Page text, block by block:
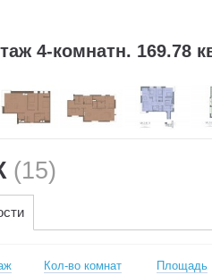
4-комнатн. 169.78
(15)
Кол-во комнат Площадь